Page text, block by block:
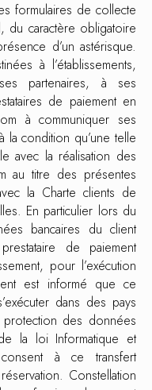
formulaires de collecte
du caractère obligatoire
d’un astérisque.
à l’établissements,
partenaires, à ses
de paiement en
à communiquer ses
condition qu’une telle
avec la réalisation des
au titre des présentes
la Charte clients de
En particulier lors du
bancaires du client
de paiement
pour l’exécution
est informé que ce
dans des pays
des données
la loi Informatique et
à ce transfert
Constellation